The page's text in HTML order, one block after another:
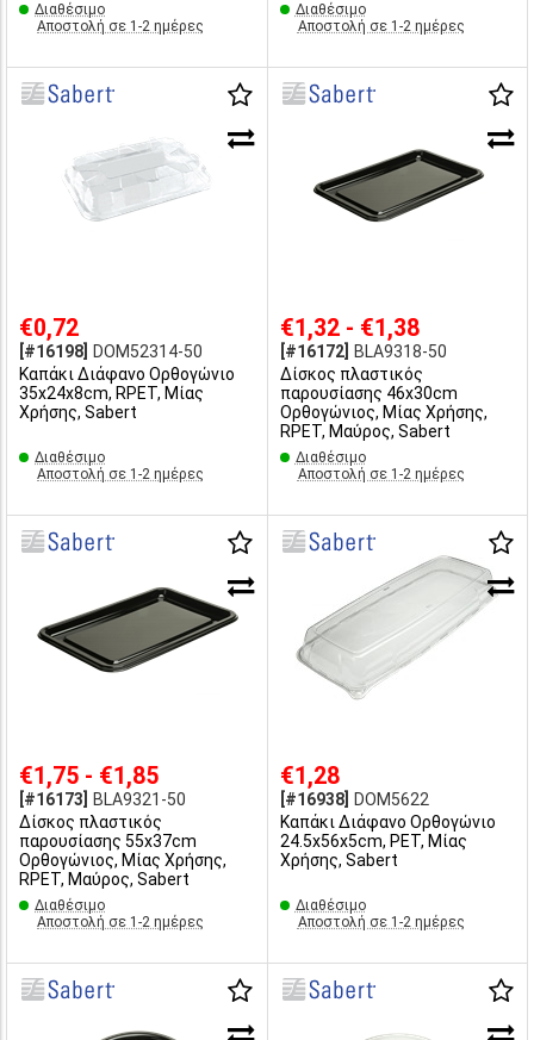
Διαθέσιμο
Αποστολή σε 1-2 ημέρες
Διαθέσιμο
Αποστολή σε 1-2 ημέρες
€0,72
[#16198]
DOM52314-50
Καπάκι Διάφανο Ορθoγώνιο
35x24x8cm, RPET, Μίας
Χρήσης, Sabert
Διαθέσιμο
Αποστολή σε 1-2 ημέρες
€1,32 - €1,38
[#16172]
BLA9318-50
Δίσκος πλαστικός
παρουσίασης 46x30cm
Ορθογώνιος, Μίας Χρήσης,
RPET, Μαύρος, Sabert
Διαθέσιμο
Αποστολή σε 1-2 ημέρες
€1,75 - €1,85
[#16173]
BLA9321-50
Δίσκος πλαστικός
παρουσίασης 55x37cm
Ορθογώνιος, Μίας Χρήσης,
RPET, Μαύρος, Sabert
Διαθέσιμο
Αποστολή σε 1-2 ημέρες
€1,28
[#16938]
DOM5622
Καπάκι Διάφανο Ορθoγώνιο
24.5x56x5cm, PET, Μίας
Χρήσης, Sabert
Διαθέσιμο
Αποστολή σε 1-2 ημέρες